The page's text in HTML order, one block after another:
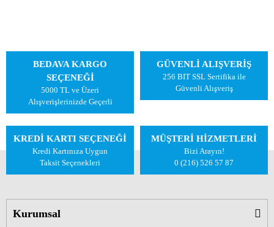
BEDAVA KARGO
SEÇENEĞİ
5000 TL ve Üzeri
Alışverişlerinizde Geçerli
GÜVENLİ ALIŞVERİŞ
256 BIT SSL Sertifika ile
Güvenli Alışveriş
KREDİ KARTI SEÇENEĞİ
Kredi Kartınıza Uygun
Taksit Seçenekleri
MÜŞTERİ HİZMETLERİ
Bizi Arayın!
0 (216) 526 57 87
Kurumsal